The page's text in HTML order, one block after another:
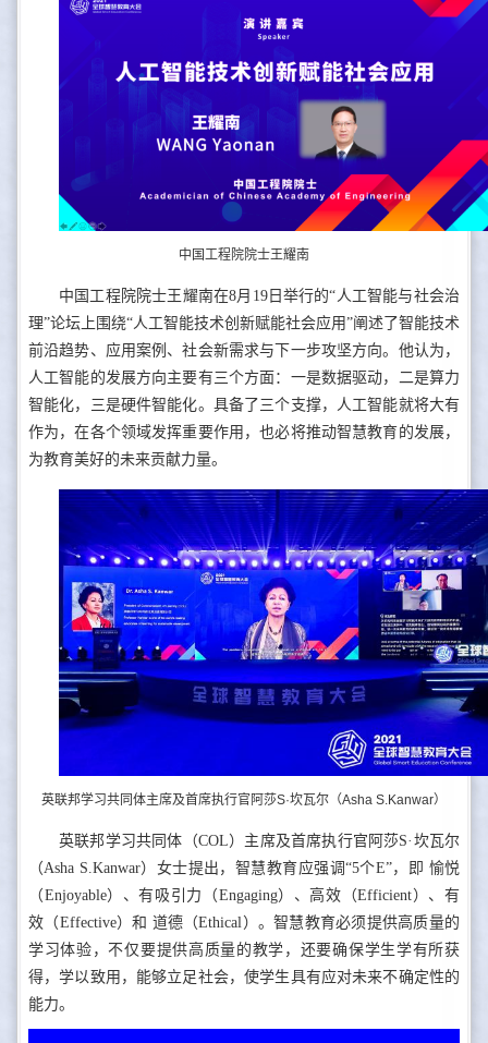
中国工程院院士王耀南
中国工程院院士王耀南在8月19日举行的“人工智能与社会治
理”论坛上围绕“人工智能技术创新赋能社会应用”阐述了智能技术
前沿趋势、应用案例、社会新需求与下一步攻坚方向。他认为，
人工智能的发展方向主要有三个方面：一是数据驱动，二是算力
智能化，三是硬件智能化。具备了三个支撑，人工智能就将大有
作为，在各个领域发挥重要作用，也必将推动智慧教育的发展，
为教育美好的未来贡献力量。
英联邦学习共同体主席及首席执行官阿莎S·坎瓦尔（Asha S.Kanwar）
英联邦学习共同体（COL）主席及首席执行官阿莎S·坎瓦尔
（Asha S.Kanwar）女士提出，智慧教育应强调“5个E”，即 愉悦
（Enjoyable）、有吸引力（Engaging）、高效（Efficient）、有
效（Effective）和 道德（Ethical）。智慧教育必须提供高质量的
学习体验，不仅要提供高质量的教学，还要确保学生学有所获
得，学以致用，能够立足社会，使学生具有应对未来不确定性的
能力。